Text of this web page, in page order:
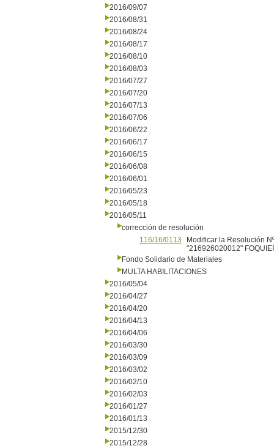
2016/09/07
2016/08/31
2016/08/24
2016/08/17
2016/08/10
2016/08/03
2016/07/27
2016/07/20
2016/07/13
2016/07/06
2016/06/22
2016/06/17
2016/06/15
2016/06/08
2016/06/01
2016/05/23
2016/05/18
2016/05/11
corrección de resolución
116/16/0113
Modificar la Resolución
"216926020012"
Fondo Solidario de Materiales
MULTA HABILITACIONES
2016/05/04
2016/04/27
2016/04/20
2016/04/13
2016/04/06
2016/03/30
2016/03/09
2016/03/02
2016/02/10
2016/02/03
2016/01/27
2016/01/13
2015/12/30
2015/12/28